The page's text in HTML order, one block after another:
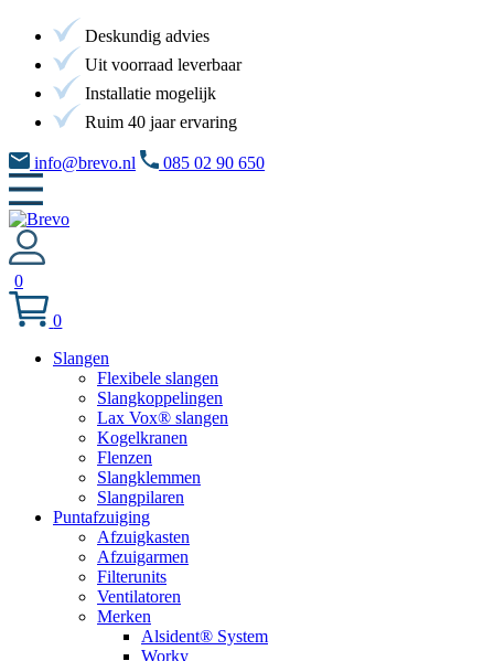
Deskundig advies
Uit voorraad leverbaar
Installatie mogelijk
Ruim 40 jaar ervaring
info@brevo.nl 085 02 90 650
0
0
Slangen
Flexibele slangen
Slangkoppelingen
Lax Vox® slangen
Kogelkranen
Flenzen
Slangklemmen
Slangpilaren
Puntafzuiging
Afzuigkasten
Afzuigarmen
Filterunits
Ventilatoren
Merken
Alsident® System
Worky